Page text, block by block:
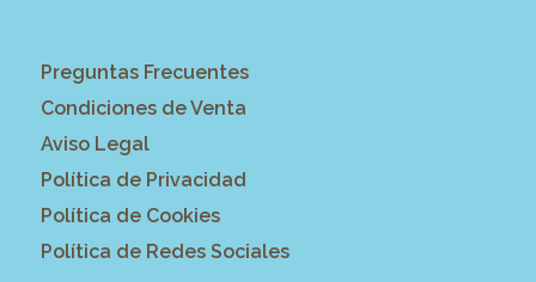
Preguntas Frecuentes
Condiciones de Venta
Aviso Legal
Política de Privacidad
Política de Cookies
Política de Redes Sociales